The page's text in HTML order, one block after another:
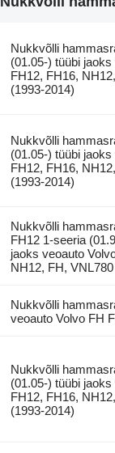
Nukkvõlli
(01.05-) tüübi
FH12, FH16,
(1993-2014)
Nukkvõlli
(01.05-) tüübi
FH12, FH16,
(1993-2014)
Nukkvõlli
FH12 1-seeria
jaoks veoauto
NH12, FH,
Nukkvõlli
veoauto Volvo FH
Nukkvõlli
(01.05-) tüübi
FH12, FH16,
(1993-2014)